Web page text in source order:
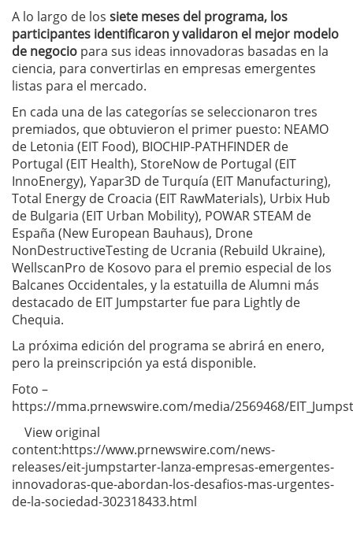
A lo largo de los siete meses del programa, los
participantes identificaron y validaron el mejor modelo
de negocio para sus ideas innovadoras basadas en la
ciencia, para convertirlas en empresas emergentes
listas para el mercado.
En cada una de las categorías se seleccionaron tres
premiados, que obtuvieron el primer puesto: NEAMO
de Letonia (EIT Food), BIOCHIP-PATHFINDER de
Portugal (EIT Health), StoreNow de Portugal (EIT
InnoEnergy), Yapar3D de Turquía (EIT Manufacturing),
Total Energy de Croacia (EIT RawMaterials), Urbix Hub
de Bulgaria (EIT Urban Mobility), POWAR STEAM de
España (New European Bauhaus), Drone
NonDestructiveTesting de Ucrania (Rebuild Ukraine),
WellscanPro de Kosovo para el premio especial de los
Balcanes Occidentales, y la estatuilla de Alumni más
destacado de EIT Jumpstarter fue para Lightly de
Chequia.
La próxima edición del programa se abrirá en enero,
pero la preinscripción ya está disponible.
Foto –
https://mma.prnewswire.com/media/2569468/
View original
content:https://www.prnewswire.com/news-
releases/eit-jumpstarter-lanza-empresas-emergentes-
innovadoras-que-abordan-los-desafios-mas-urgentes-
de-la-sociedad-302318433.html